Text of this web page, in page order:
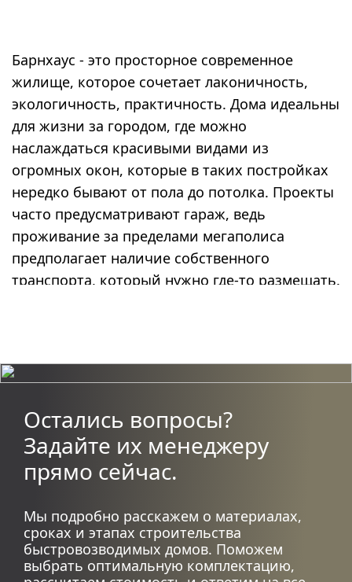
Барнхаус - это просторное современное
жилище, которое сочетает лаконичность,
экологичность, практичность. Дома идеальны
для жизни за городом, где можно
наслаждаться красивыми видами из
огромных окон, которые в таких постройках
нередко бывают от пола до потолка. Проекты
часто предусматривают гараж, ведь
проживание за пределами мегаполиса
предполагает наличие собственного
транспорта, который нужно где-то размещать.
Коттедж сочетает оригинальность
фермерского стиля с удобством и
пристройку монтируем на одном
мелкозаглубленном опорно-столбчатом,
свайно-винтовом или железобетонно-
ускоряет и удешевляет процесс
строительства.
Барнхаус с гаражом отличается простотой
Остались вопросы?
Задайте их менеджеру
прямо сейчас.
Мы подробно расскажем о материалах,
сроках и этапах строительства
быстровозводимых домов. Поможем
выбрать оптимальную комплектацию,